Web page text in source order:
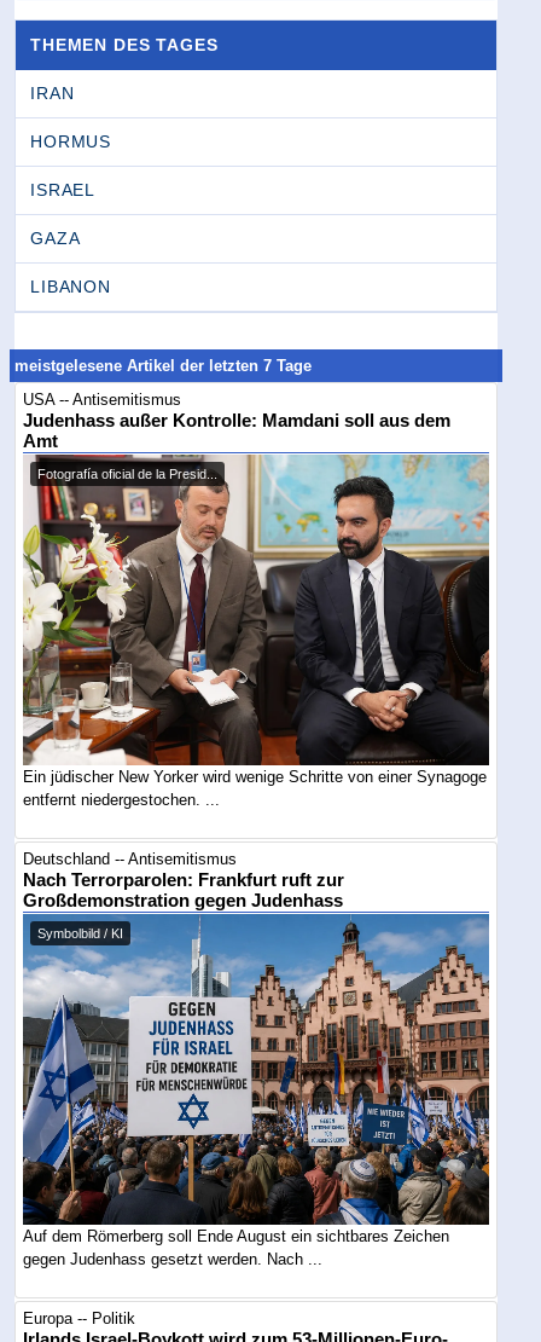
THEMEN DES TAGES
IRAN
HORMUS
ISRAEL
GAZA
LIBANON
meistgelesene Artikel der letzten 7 Tage
USA -- Antisemitismus
Judenhass außer Kontrolle: Mamdani soll aus dem
Amt
Fotografía oficial de la Presid...
Ein jüdischer New Yorker wird wenige Schritte von einer Synagoge
entfernt niedergestochen. ...
Deutschland -- Antisemitismus
Nach Terrorparolen: Frankfurt ruft zur
Großdemonstration gegen Judenhass
Symbolbild / KI
Auf dem Römerberg soll Ende August ein sichtbares Zeichen
gegen Judenhass gesetzt werden. Nach ...
Europa -- Politik